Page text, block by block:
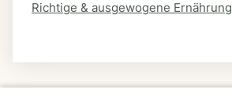
Richtige & ausgewogene Ernährung